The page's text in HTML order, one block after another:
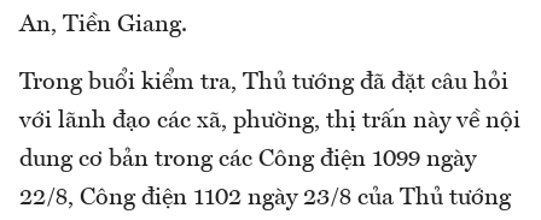
An, Tiền Giang.
Trong buổi kiểm tra, Thủ tướng đã đặt câu hỏi
với lãnh đạo các xã, phường, thị trấn này về nội
dung cơ bản trong các Công điện 1099 ngày
22/8, Công điện 1102 ngày 23/8 của Thủ tướng